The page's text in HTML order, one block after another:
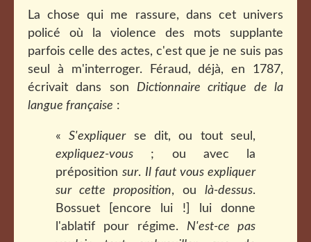
La chose qui me rassure, dans cet univers
policé où la violence des mots supplante
parfois celle des actes, c'est que je ne suis pas
seul à m'interroger. Féraud, déjà, en 1787,
écrivait dans son Dictionnaire critique de la
langue française :
«S'expliquerse dit, ou tout seul,
expliquez-vous ; ou avec la
préposition sur. Il faut vous expliquer
sur cette proposition, ou là-dessus.
Bossuet [encore lui !] lui donne
l'ablatif pour régime. N'est-ce pas